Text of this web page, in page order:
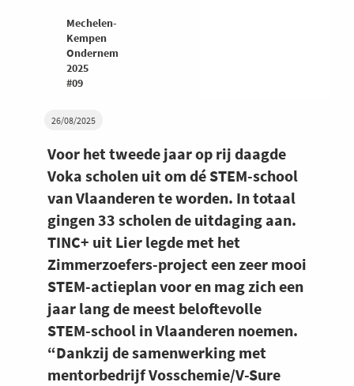
26/08/2025
Voor het tweede jaar op rij daagde
Voka scholen uit om dé STEM-school
van Vlaanderen te worden. In totaal
gingen 33 scholen de uitdaging aan.
TINC+ uit Lier legde met het
Zimmerzoefers-project een zeer mooi
STEM-actieplan voor en mag zich een
jaar lang de meest beloftevolle
STEM-school in Vlaanderen noemen.
“Dankzij de samenwerking met
mentorbedrijf Vosschemie/V-Sure
Mechelen-
Kempen
Ondernemers
2025
#09